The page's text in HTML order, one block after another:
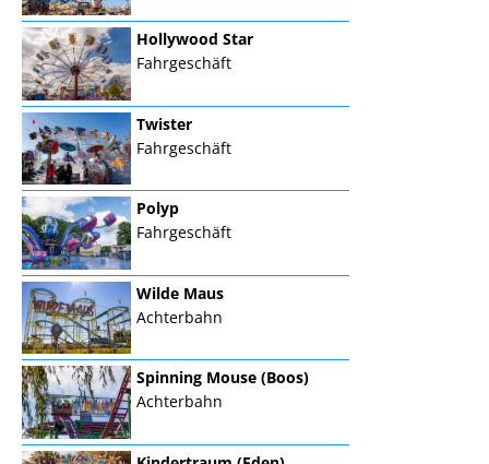
Hollywood Star
Fahrgeschäft
Twister
Fahrgeschäft
Polyp
Fahrgeschäft
Wilde Maus
Achterbahn
Spinning Mouse (Boos)
Achterbahn